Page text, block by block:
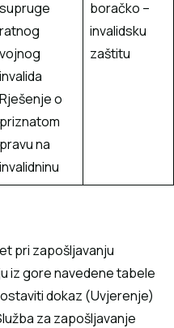
supruge
ratnog
vojnog
invalida
Rješenje o
priznatom
pravu na
invalidninu
boračko –
invalidsku
zaštitu
pri zapošljavanju
iz gore navedene tabele
dokaz (Uvjerenje)
za zapošljavanje